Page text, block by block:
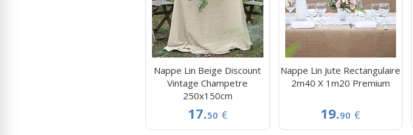
Nappe Lin Beige Discount
Vintage Champetre
250x150cm
17.50 €
Nappe Lin Jute Rectangulaire
2m40 X 1m20 Premium
19.90 €